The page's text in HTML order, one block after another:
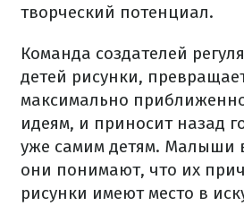
творческий потенциал.
Команда создателей
детей рисунки,
максимально
идеям, и приносит назад
уже самим детям. Малыши
они понимают, что их
рисунки имеют место в